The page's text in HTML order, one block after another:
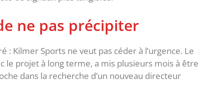
ne pas précipiter
: Kilmer Sports ne veut pas céder à l’urgence. Le
le projet à long terme, a mis plusieurs mois à être
dans la recherche d’un nouveau directeur